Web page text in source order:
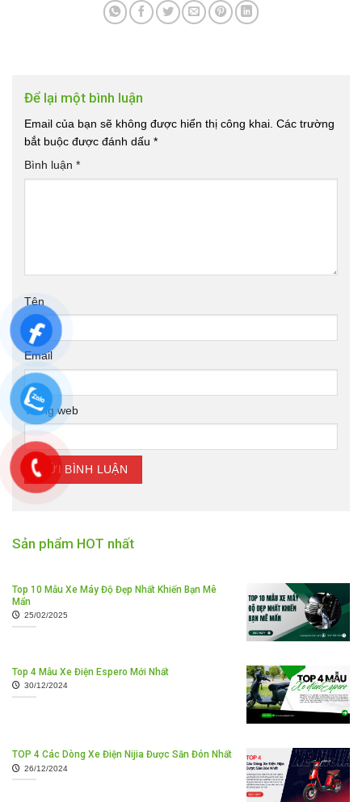
Để lại một bình luận
Email của bạn sẽ không được hiển thị công khai. Các trường
bắt buộc được đánh dấu *
Bình luận *
Tên
Email
Trang web
Sản phẩm HOT nhất
Top 10 Mẫu Xe Máy Độ Đẹp Nhất Khiến Bạn Mê
Mẩn
25/02/2025
Top 4 Mẫu Xe Điện Espero Mới Nhất
30/12/2024
TOP 4 Các Dòng Xe Điện Nijia Được Săn Đón Nhất
26/12/2024